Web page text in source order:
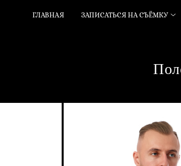
ГЛАВНАЯ ЗАПИСАТЬСЯ НА СЪЁМКУ